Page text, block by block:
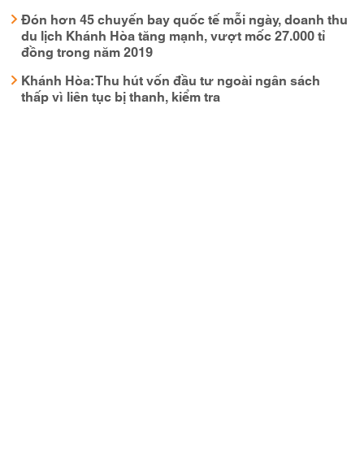
Đón hơn 45 chuyến bay quốc tế mỗi ngày, doanh thu
du lịch Khánh Hòa tăng mạnh, vượt mốc 27.000 tỉ
đồng trong năm 2019
Khánh Hòa: Thu hút vốn đầu tư ngoài ngân sách
thấp vì liên tục bị thanh, kiểm tra